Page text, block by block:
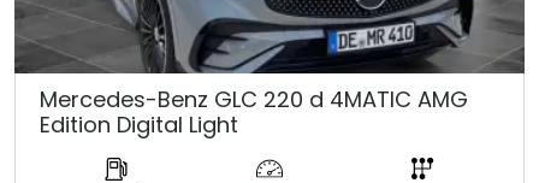
Mercedes-Benz GLC 220 d 4MATIC AMG
Edition Digital Light